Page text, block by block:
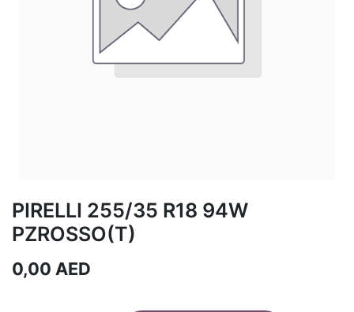
PIRELLI 255/35 R18 94W
PZROSSO(T)
0,00 AED